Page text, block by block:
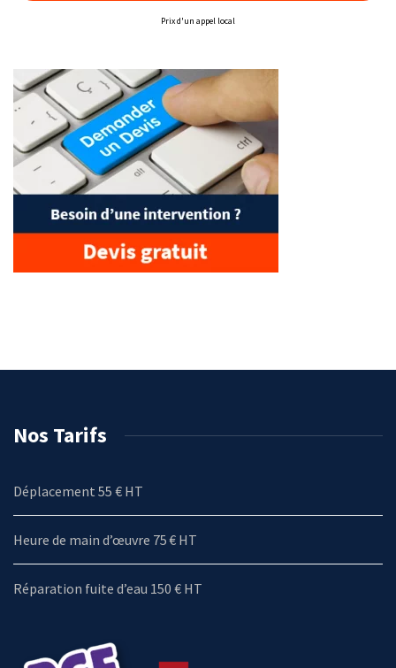
Prix d'un appel local
Nos Tarifs
Déplacement 55 € HT
Heure de main d’œuvre 75 € HT
Réparation fuite d’eau 150 € HT